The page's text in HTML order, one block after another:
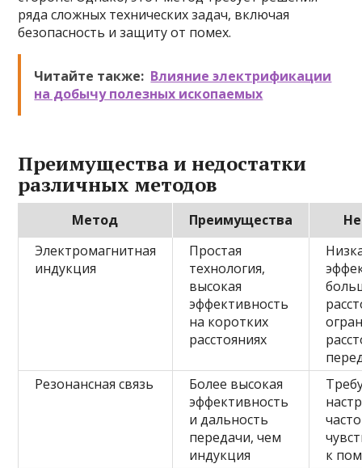
ряда сложных технических задач, включая
безопасность и защиту от помех.
Читайте также: Влияние электрификации
на добычу полезных ископаемых
Преимущества и недостатки
различных методов
Метод Преимущества
Электромагнитная
индукция
Простая
технология,
высокая
эффективность
на коротких
расстояниях
Резонансная связь
Более высокая
эффективность
и дальность
передачи, чем
индукция
к